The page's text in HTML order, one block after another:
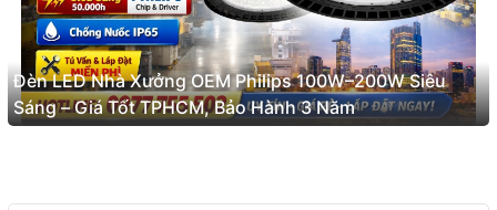
Đèn LED Nhà Xưởng OEM Philips 100W–200W Siêu
Sáng – Giá Tốt TPHCM, Bảo Hành 3 Năm